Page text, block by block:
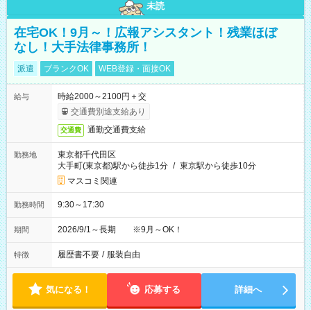
未読
在宅OK！9月～！広報アシスタント！残業ほぼ
なし！大手法律事務所！
派遣 ブランクOK WEB登録・面接OK
給与
時給2000～2100円＋交
交通費別途支給あり
交通費 通勤交通費支給
勤務地
東京都千代田区
大手町(東京都)駅から徒歩1分 / 東京駅から徒歩10分
マスコミ関連
勤務時間 9:30～17:30
期間 2026/9/1～長期 ※9月～OK！
特徴 履歴書不要 / 服装自由
気になる！ 応募する 詳細へ